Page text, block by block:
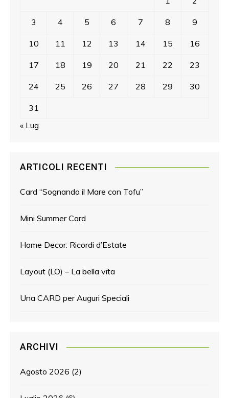
3 4 5 6 7 8 9
10 11 12 13 14 15 16
17 18 19 20 21 22 23
24 25 26 27 28 29 30
31
« Lug
ARTICOLI RECENTI
Card “Sognando il Mare con Tofu”
Mini Summer Card
Home Decor: Ricordi d’Estate
Layout (LO) – La bella vita
Una CARD per Auguri Speciali
ARCHIVI
Agosto 2026 (2)